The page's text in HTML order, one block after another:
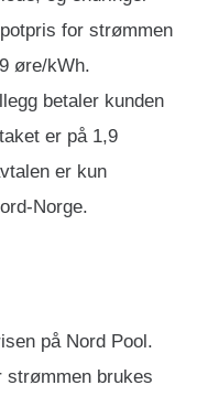
for strømmen
øre/kWh.
betaler kunden
er på 1,9
er kun
Norge.
på Nord Pool.
strømmen brukes